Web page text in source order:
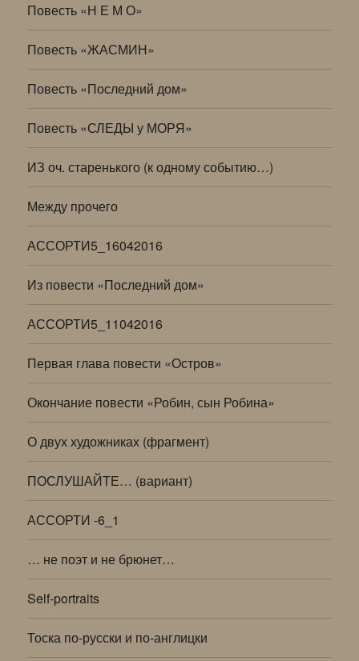
Повесть «Н Е М О»
Повесть «ЖАСМИН»
Повесть «Последний дом»
Повесть «СЛЕДЫ у МОРЯ»
ИЗ оч. старенького (к одному событию…)
Между прочего
АССОРТИ5_16042016
Из повести «Последний дом»
АССОРТИ5_11042016
Первая глава повести «Остров»
Окончание повести «Робин, сын Робина»
О двух художниках (фрагмент)
ПОСЛУШАЙТЕ… (вариант)
АССОРТИ -6_1
… не поэт и не брюнет…
Self-portraits
Тоска по-русски и по-англицки